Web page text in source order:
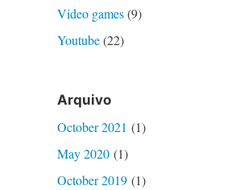
Video games(9)
Youtube(22)
Arquivo
October 2021 (1)
May 2020(1)
October 2019(1)